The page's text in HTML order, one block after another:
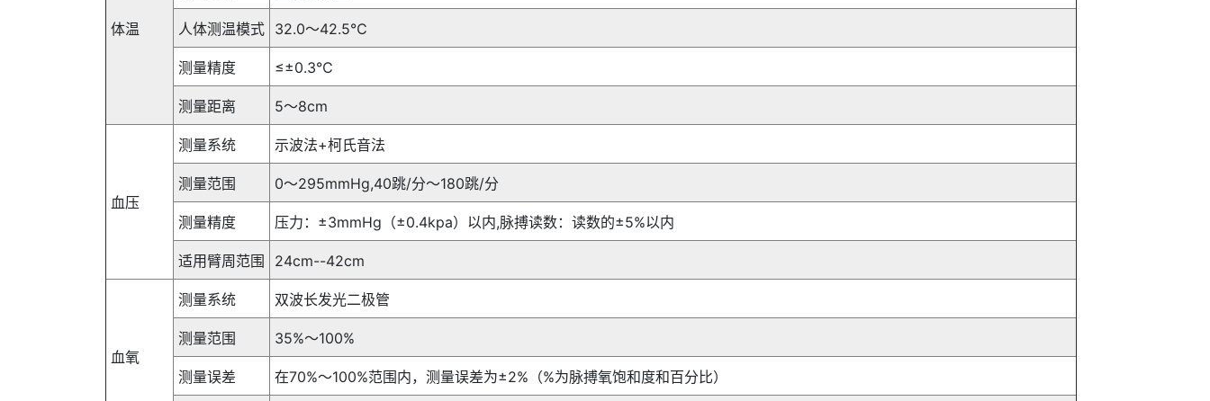
体温 人体测温模式 32.0～42.5℃
测量精度 ≤±0.3℃
测量距离 5～8cm
血压
测量系统 示波法+柯氏音法
测量范围 0～295mmHg,40跳/分～180跳/分
测量精度 压力：±3mmHg（±0.4kpa）以内,脉搏读数：读数的±5%以内
适用臂周范围 24cm--42cm
血氧
测量系统 双波长发光二极管
测量范围 35%～100%
测量误差 在70%～100%范围内，测量误差为±2%（%为脉搏氧饱和度和百分比）